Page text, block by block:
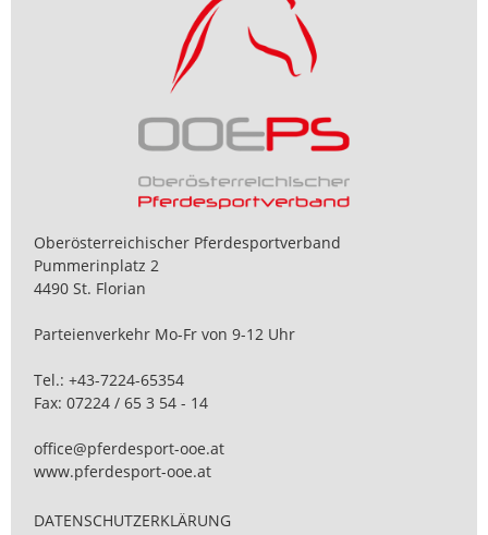
Oberösterreichischer Pferdesportverband
Pummerinplatz 2
4490 St. Florian
Parteienverkehr Mo-Fr von 9-12 Uhr
Tel.: +43-7224-65354
Fax: 07224 / 65 3 54 - 14
office@pferdesport-ooe.at
www.pferdesport-ooe.at
DATENSCHUTZERKLÄRUNG